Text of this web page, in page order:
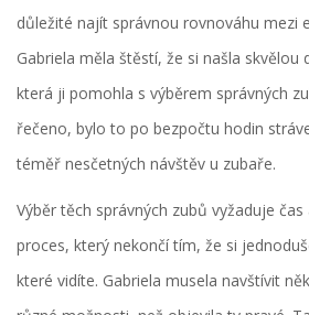
důležité najít správnou rovnováhu mezi
Gabriela měla štěstí, že si našla skvělou
která ji pomohla s výběrem správných
řečeno, bylo to po bezpočtu hodin
téměř nesčetných návštěv u zubaře.
Výběr těch správných zubů vyžaduje
proces, který nekončí tím, že si
které vidíte. Gabriela musela navštívit